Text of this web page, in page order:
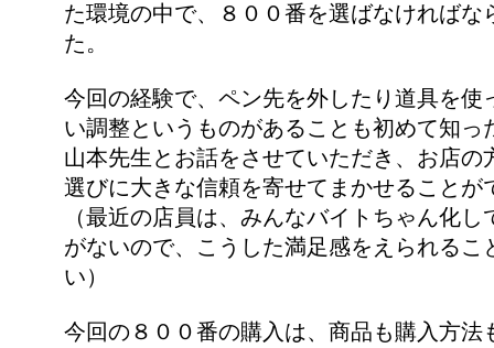
た環境の中で、８００番を選ばなければな
た。
今回の経験で、ペン先を外したり道具を使
い調整というものがあることも初めて知っ
山本先生とお話をさせていただき、お店の
選びに大きな信頼を寄せてまかせることが
（最近の店員は、みんなバイトちゃん化し
がないので、こうした満足感をえられるこ
い）
今回の８００番の購入は、商品も購入方法